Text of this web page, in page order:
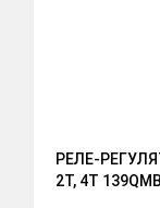
РЕЛЕ-
2Т, 4Т 139QMB